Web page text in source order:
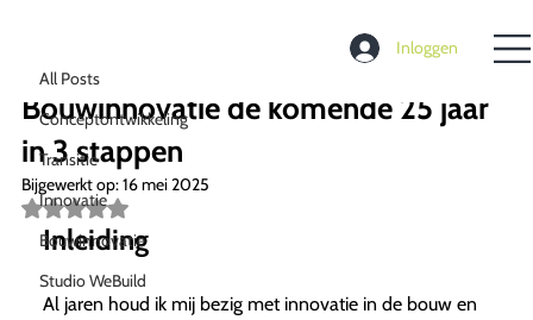
Inloggen
All Posts
Conceptontwikkeling
Transitie
Innovatie
Bouwinnovatie
Studio WeBuild
Bouwinnovatie de komende 25 jaar
in 3 stappen
3 minuten om te lezen
Bijgewerkt op:16 mei 2025
Beoordeeld
met
NaN
5
sterren.
Inleiding
Al jaren houd ik mij bezig met innovatie in de bouw en